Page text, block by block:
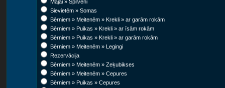
Mājai » Spilveni
Sievietēm » Somas
Bērniem » Meitenēm » Krekli » ar garām rokām
Bērniem » Puikas » Krekli » ar īsām rokām
Bērniem » Puikas » Krekli » ar garām rokām
Bērniem » Meitenēm » Legingi
Rezervācija
Bērniem » Meitenēm » Zeķubikses
Bērniem » Meitenēm » Cepures
Bērniem » Puikas » Cepures